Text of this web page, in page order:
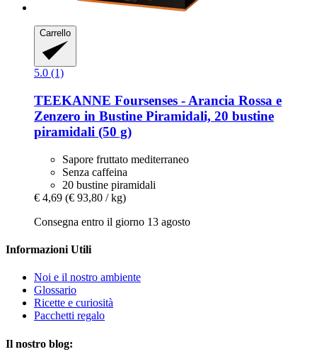
Carrello
5.0 (1)
TEEKANNE Foursenses -​ Arancia Rossa e
Zenzero in Bustine Piramidali, 20 bustine
piramidali (50 g)
Sapore fruttato mediterraneo
Senza caffeina
20 bustine piramidali
€ 4,69 (€ 93,80 / kg)
Consegna entro il giorno 13 agosto
Informazioni Utili
Noi e il nostro ambiente
Glossario
Ricette e curiosità
Pacchetti regalo
Il nostro blog: